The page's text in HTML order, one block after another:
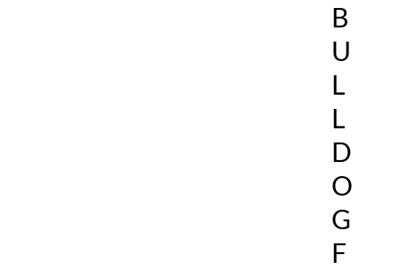
B
U
L
L
D
O
G
F